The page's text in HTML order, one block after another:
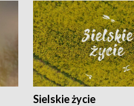
Sielskie życie